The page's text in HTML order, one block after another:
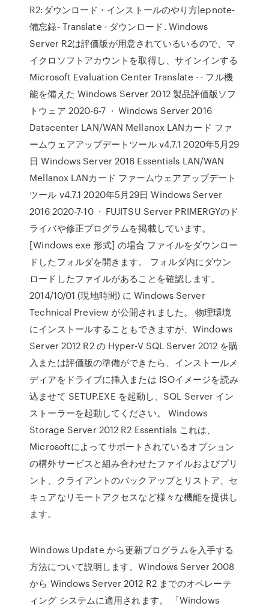
R2:ダウンロード・インストールのやり方|epnote-
備忘録- Translate · ダウンロード. Windows
Server R2は評価版が用意されているいるので、マ
イクロソフトアカウントを取得し、サインインする
Microsoft Evaluation Center Translate · · フル機
能を備えた Windows Server 2012 製品評価版ソフ
トウェア 2020-6-7 · Windows Server 2016
Datacenter LAN/WAN Mellanox LANカード ファ
ームウェアアップデートツール v4.7.1 2020年5月29
日 Windows Server 2016 Essentials LAN/WAN
Mellanox LANカード ファームウェアアップデート
ツール v4.7.1 2020年5月29日 Windows Server
2016 2020-7-10 · FUJITSU Server PRIMERGYのド
ライバや修正プログラムを掲載しています。
[Windows exe 形式] の場合 ファイルをダウンロー
ドしたフォルダを開きます。 フォルダ内にダウン
ロードしたファイルがあることを確認します。
2014/10/01 (現地時間) に Windows Server
Technical Preview が公開されました。 物理環境
にインストールすることもできますが、Windows
Server 2012 R2 の Hyper-V SQL Server 2012 を購
入または評価版の準備ができたら、インストールメ
ディアをドライブに挿入または ISOイメージを読み
込ませて SETUP.EXE を起動し、SQL Server イン
ストーラーを起動してください。 Windows
Storage Server 2012 R2 Essentials これは、
Microsoftによってサポートされているオプション
の構外サービスと組み合わせたファイルおよびプリ
ント、クライアントのバックアップとリストア、セ
キュアなリモートアクセスなど様々な機能を提供し
ます。
Windows Update から更新プログラムを入手する
方法について説明します。Windows Server 2008
から Windows Server 2012 R2 までのオペレーテ
ィング システムに適用されます。 「Windows